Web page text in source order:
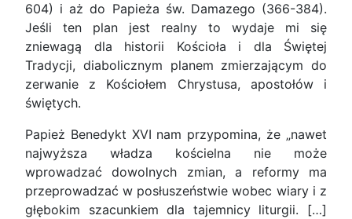
604) i aż do Papieża św. Damazego (366-384).
Jeśli ten plan jest realny to wydaje mi się
zniewagą dla historii Kościoła i dla Świętej
Tradycji, diabolicznym planem zmierzającym do
zerwanie z Kościołem Chrystusa, apostołów i
świętych.
Papież Benedykt XVI nam przypomina, że „nawet
najwyższa władza kościelna nie może
wprowadzać dowolnych zmian, a reformy ma
przeprowadzać w posłuszeństwie wobec wiary i z
głębokim szacunkiem dla tajemnicy liturgii. […]